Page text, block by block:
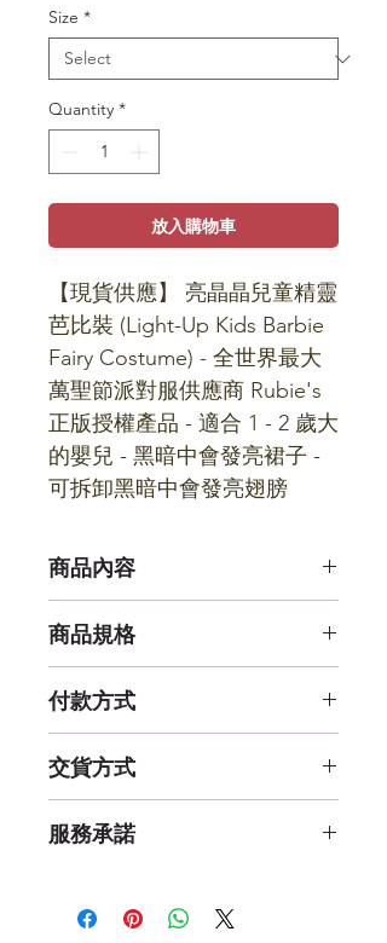
Size *
Quantity *
放入購物車
【現貨供應】 亮晶晶兒童精靈
芭比裝 (Light-Up Kids Barbie
Fairy Costume) - 全世界最大
萬聖節派對服供應商 Rubie's
正版授權產品 - 適合 1 - 2 歲大
的嬰兒 - 黑暗中會發亮裙子 -
可拆卸黑暗中會發亮翅膀
商品內容
可拆卸黑暗中會發亮翅膀
商品規格
付款方式
交貨方式
(購物滿1000元免運費)
服務承諾
餐具類相關品項拆封後恕無法